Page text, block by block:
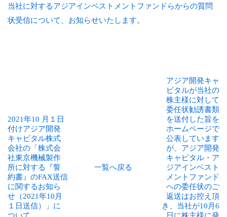
当社に対するアジアインベストメントファンドらからの質問
状受信について、お知らせいたします。
2021年10 月１日
付けアジア開発
キャピタル株式
会社の「株式会
社東京機械製作
所に対する『誓
約書』のFAX送信
に関するお知ら
せ（2021年10月
１日送信）」に
一覧へ戻る
アジア開発キャ
ピタルが当社の
株主様に対して
委任状勧誘書類
を送付した旨を
ホームページで
公表しています
が、アジア開発
キャピタル・ア
ジアインベスト
メントファンド
への委任状のご
返送はお控え頂
き、当社が10月6